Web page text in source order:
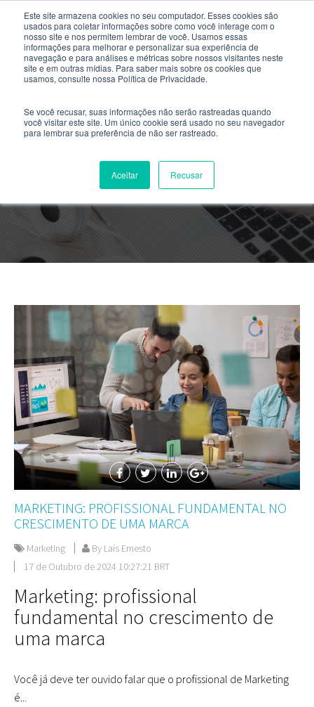
Este site armazena cookies no seu computador. Esses cookies são
usados ​​para coletar informações sobre como você interage com o
nosso site e nos permitem lembrar de você. Usamos essas
informações para melhorar e personalizar sua experiência de
navegação e para análises e métricas sobre nossos visitantes neste
site e em outras mídias. Para saber mais sobre os cookies que
usamos, consulte nossa Política de Privacidade.
Se você recusar, suas informações não serão rastreadas quando
você visitar este site. Um único cookie será usado no seu navegador
para lembrar sua preferência de não ser rastreado.
Aceitar Recusar
Blog Posts
MARKETING: PROFISSIONAL FUNDAMENTAL NO
CRESCIMENTO DE UMA MARCA
Marketing
By Laís Ernesto
17 de Outubro de 2024 10:27:21 BRT
Marketing: profissional
fundamental no crescimento de
uma marca
Você já deve ter ouvido falar que o profissional de Marketing
é...